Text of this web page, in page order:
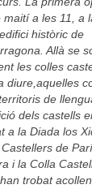
a les 11, a
històric de
Allà se
les colles
diure,aquelles
de
dels castells
a la Diada los
de
i la Colla
trobat